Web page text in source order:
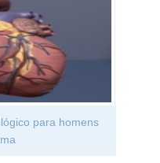
para homens